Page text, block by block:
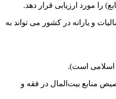
را مورد ارزیابی قرار دهد.
و یارانه در کشور می تواند به
اسلامی است).
منابع بیت‌المال در فقه و